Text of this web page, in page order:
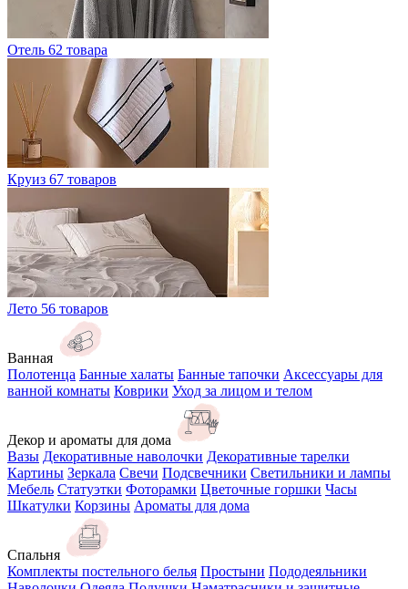
Отель 62 товара
Круиз 67 товаров
Лето 56 товаров
Ванная
Полотенца Банные халаты Банные тапочки Аксессуары для
ванной комнаты Коврики Уход за лицом и телом
Декор и ароматы для дома
Вазы Декоративные наволочки Декоративные тарелки
Картины Зеркала Свечи Подсвечники Светильники и лампы
Мебель Статуэтки Фоторамки Цветочные горшки Часы
Шкатулки Корзины Ароматы для дома
Спальня
Комплекты постельного белья Простыни Пододеяльники